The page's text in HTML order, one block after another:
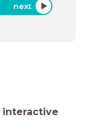
next
interactive